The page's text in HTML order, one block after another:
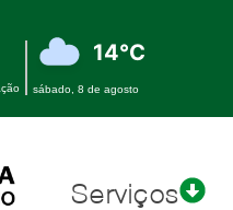
14°C
sábado, 8 de agosto
Serviços